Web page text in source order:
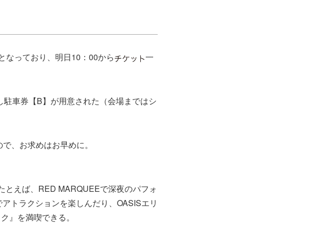
なっており、明日10：00から
一
車券【B】が用意された（会場まではシ
、お求めはお早めに。
とえば、RED MARQUEEで深夜のパフォ
トラクションを楽しんだり、OASISエリ
』を満喫できる。